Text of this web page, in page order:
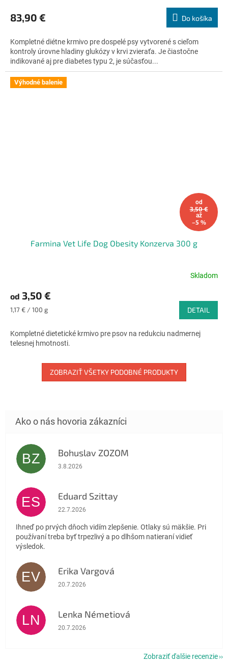
R
M
O
produktu
je
z
5
hviezdičiek.
83,90 € Do košíka
Kompletné diétne krmivo pre dospelé psy vytvorené s cieľom
kontroly úrovne hladiny glukózy v krvi zvieraťa. Je čiastočne
indikované aj pre diabetes typu 2, je súčasťou...
Výhodné balenie
od
3,50 €
až
–5 %
Farmina Vet Life Dog Obesity Konzerva 300 g
produktu
je
5,0
5
hviezdičiek.
Skladom
od 3,50 €
Jednotková
1,17 € / 100 g DETAIL
Kompletné dietetické krmivo pre psov na redukciu nadmernej
telesnej hmotnosti.
ZOBRAZIŤ VŠETKY PODOBNÉ PRODUKTY
BZ Bohuslav ZOZOM
Hodnotenie obchodu je 5 z 5 hviezdičiek.
3.8.2026
ES Eduard Szittay
Hodnotenie obchodu je 5 z 5 hviezdičiek.
22.7.2026
Ihneď po prvých dňoch vidím zlepšenie. Otlaky sú mäkšie. Pri
používaní treba byť trpezlivý a po dlhšom natieraní vidieť
výsledok.
EV Erika Vargová
Hodnotenie obchodu je 5 z 5 hviezdičiek.
20.7.2026
LN Lenka Németiová
Hodnotenie obchodu je 5 z 5 hviezdičiek.
20.7.2026
Zobraziť ďalšie recenzie